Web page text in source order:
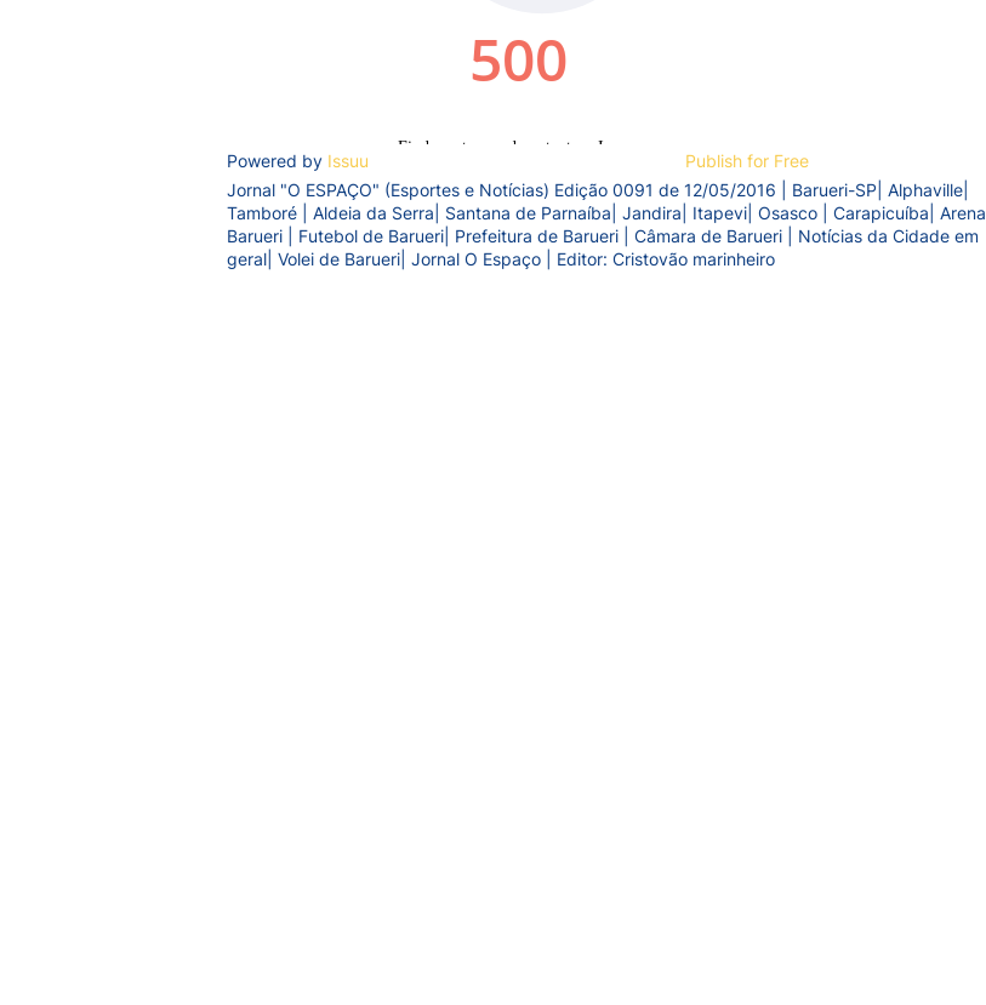
Powered by Issuu
Publish for Free
Jornal "O ESPAÇO" (Esportes e Notícias) Edição 0091 de 12/05/2016 | Barueri-SP| Alphaville|
Tamboré | Aldeia da Serra| Santana de Parnaíba| Jandira| Itapevi| Osasco | Carapicuíba| Arena
Barueri | Futebol de Barueri| Prefeitura de Barueri | Câmara de Barueri | Notícias da Cidade em
geral| Volei de Barueri| Jornal O Espaço | Editor: Cristovão marinheiro